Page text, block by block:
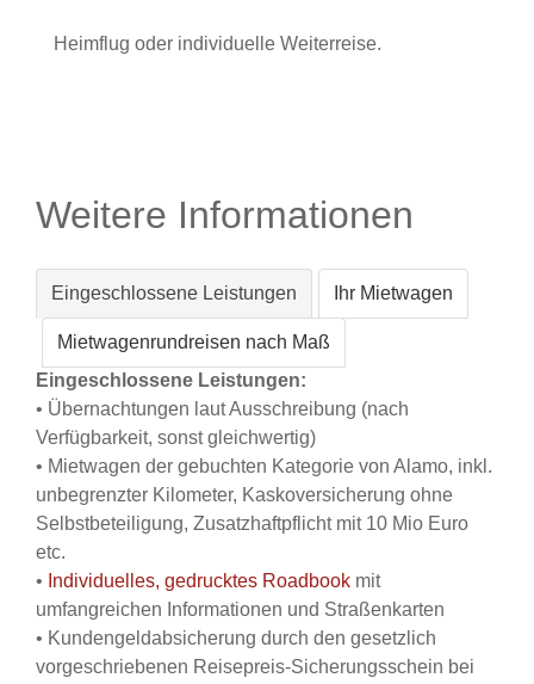
Heimflug oder individuelle Weiterreise.
Weitere Informationen
Eingeschlossene Leistungen Ihr Mietwagen
Mietwagenrundreisen nach Maß
Eingeschlossene Leistungen:
• Übernachtungen laut Ausschreibung (nach
Verfügbarkeit, sonst gleichwertig)
• Mietwagen der gebuchten Kategorie von Alamo, inkl.
unbegrenzter Kilometer, Kaskoversicherung ohne
Selbstbeteiligung, Zusatzhaftpflicht mit 10 Mio Euro
etc.
• Individuelles, gedrucktes Roadbook mit
umfangreichen Informationen und Straßenkarten
• Kundengeldabsicherung durch den gesetzlich
vorgeschriebenen Reisepreis-Sicherungsschein bei